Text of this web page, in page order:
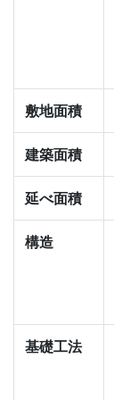
敷地面積
建築面積
延べ面積
構造
基礎工法